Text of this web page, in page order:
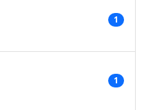
1
1